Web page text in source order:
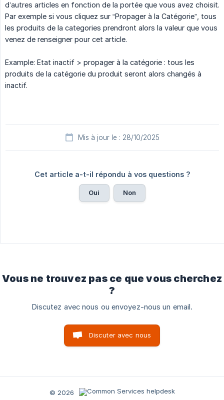
d’autres articles en fonction de la portée que vous avez choisit.
Par exemple si vous cliquez sur “Propager à la Catégorie”, tous
les produits de la categories prendront alors la valeur que vous
venez de renseigner pour cet article.
Example: Etat inactif > propager à la catégorie : tous les
produits de la catégorie du produit seront alors changés à
inactif.
Mis à jour le : 28/10/2025
Cet article a-t-il répondu à vos questions ?
Oui Non
Vous ne trouvez pas ce que vous cherchez
?
Discutez avec nous ou envoyez-nous un email.
Discuter avec nous
© 2026